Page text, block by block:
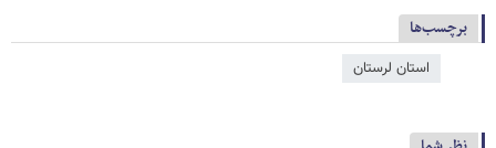
برچسب‌ها
استان لرستان